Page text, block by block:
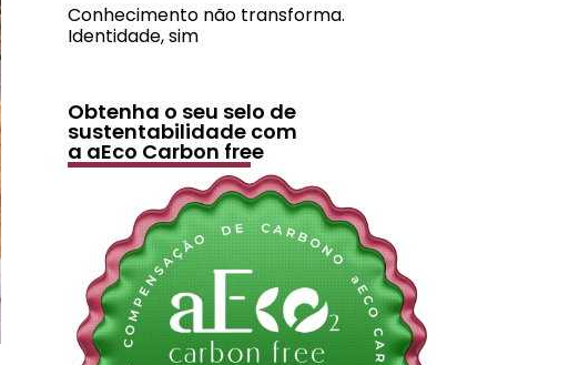
Conhecimento não transforma.
Identidade, sim
Obtenha o seu selo de
sustentabilidade com
a aEco Carbon free